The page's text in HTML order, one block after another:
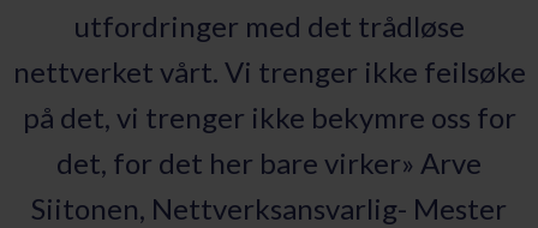
utfordringer med det trådløse
nettverket vårt. Vi trenger ikke feilsøke
på det, vi trenger ikke bekymre oss for
det, for det her bare virker» Arve
Siitonen, Nettverksansvarlig- Mester